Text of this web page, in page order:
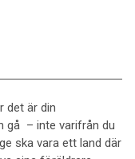
det är din
gå – inte varifrån du
ska vara ett land där